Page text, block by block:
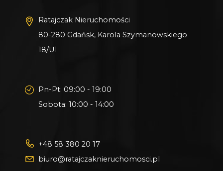
Ratajczak Nieruchomości
80-280 Gdańsk, Karola Szymanowskiego
18/U1
Pn-Pt: 09:00 - 19:00
Sobota: 10:00 - 14:00
+48 58 380 20 17
biuro@ratajczaknieruchomosci.pl